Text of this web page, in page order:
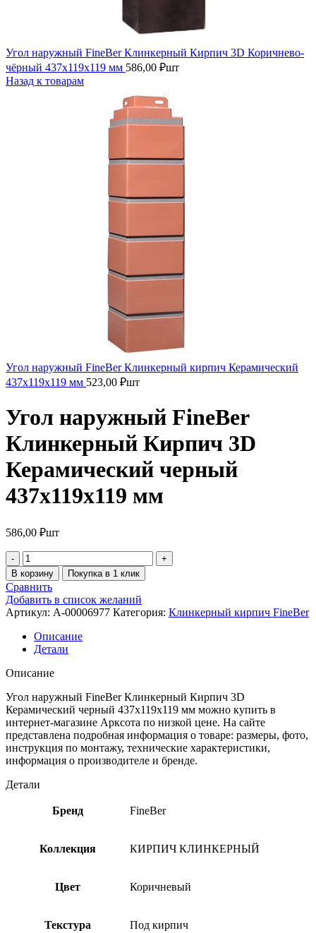
Угол наружный FineBer Клинкерный Кирпич 3D Коричнево-
чёрный 437х119х119 мм 586,00 ₽шт
Назад к товарам
Угол наружный FineBer Клинкерный кирпич Керамический
437х119х119 мм 523,00 ₽шт
Угол наружный FineBer
Клинкерный Кирпич 3D
Керамический черный
437х119х119 мм
586,00 ₽шт
В корзину Покупка в 1 клик
Сравнить
Добавить в список желаний
Артикул: A-00006977 Категория: Клинкерный кирпич FineBer
Описание
Детали
Описание
Угол наружный FineBer Клинкерный Кирпич 3D
Керамический черный 437х119х119 мм можно купить в
интернет-магазине Арксота по низкой цене. На сайте
представлена подробная информация о товаре: размеры, фото,
инструкция по монтажу, технические характеристики,
информация о производителе и бренде.
Детали
Бренд FineBer
Коллекция КИРПИЧ КЛИНКЕРНЫЙ
Цвет Коричневый
Текстура Под кирпич